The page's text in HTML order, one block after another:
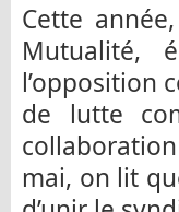
Cette
Mutualité,
l’opposition
de lutte
mai, on lit